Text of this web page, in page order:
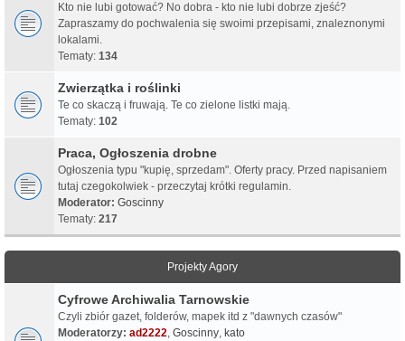
Kto nie lubi gotować? No dobra - kto nie lubi dobrze zjeść?
Zapraszamy do pochwalenia się swoimi przepisami, znaleznonymi
lokalami.
Tematy: 134
Zwierzątka i roślinki
Te co skaczą i fruwają. Te co zielone listki mają.
Tematy: 102
Praca, Ogłoszenia drobne
Ogłoszenia typu "kupię, sprzedam". Oferty pracy. Przed napisaniem
tutaj czegokolwiek - przeczytaj krótki regulamin.
Moderator: Goscinny
Tematy: 217
Projekty Agory
Cyfrowe Archiwalia Tarnowskie
Czyli zbiór gazet, folderów, mapek itd z "dawnych czasów"
Moderatorzy: ad2222, Goscinny, kato